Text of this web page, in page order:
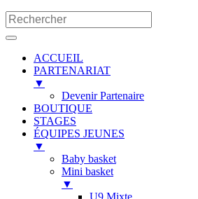
ACCUEIL
PARTENARIAT
▼
Devenir Partenaire
BOUTIQUE
STAGES
ÉQUIPES JEUNES
▼
Baby basket
Mini basket
▼
U9 Mixte